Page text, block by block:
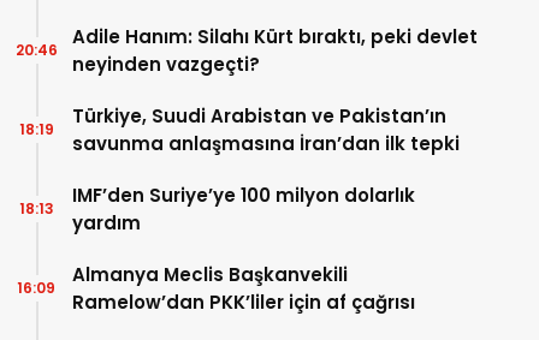
Adile Hanım: Silahı Kürt bıraktı, peki devlet
neyinden vazgeçti?
20:46
Türkiye, Suudi Arabistan ve Pakistan’ın
savunma anlaşmasına İran’dan ilk tepki
18:19
IMF’den Suriye’ye 100 milyon dolarlık
yardım
18:13
Almanya Meclis Başkanvekili
Ramelow’dan PKK’liler için af çağrısı
16:09